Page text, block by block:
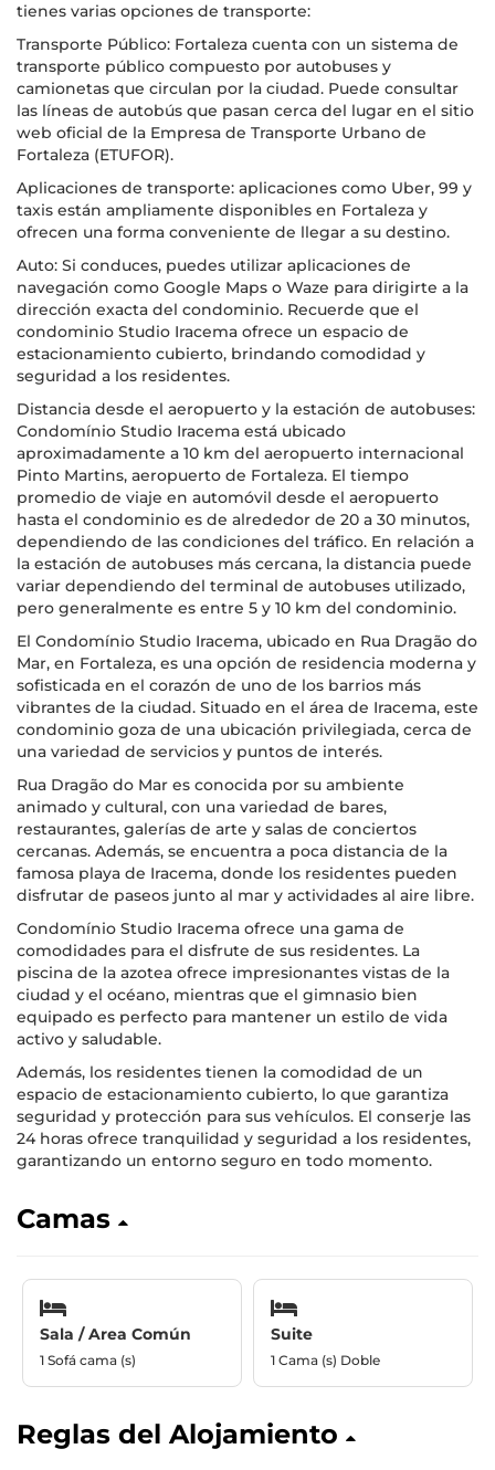
tienes varias opciones de transporte:
Transporte Público: Fortaleza cuenta con un sistema de
transporte público compuesto por autobuses y
camionetas que circulan por la ciudad. Puede consultar
las líneas de autobús que pasan cerca del lugar en el sitio
web oficial de la Empresa de Transporte Urbano de
Fortaleza (ETUFOR).
Aplicaciones de transporte: aplicaciones como Uber, 99 y
taxis están ampliamente disponibles en Fortaleza y
ofrecen una forma conveniente de llegar a su destino.
Auto: Si conduces, puedes utilizar aplicaciones de
navegación como Google Maps o Waze para dirigirte a la
dirección exacta del condominio. Recuerde que el
condominio Studio Iracema ofrece un espacio de
estacionamiento cubierto, brindando comodidad y
seguridad a los residentes.
Distancia desde el aeropuerto y la estación de autobuses:
Condomínio Studio Iracema está ubicado
aproximadamente a 10 km del aeropuerto internacional
Pinto Martins, aeropuerto de Fortaleza. El tiempo
promedio de viaje en automóvil desde el aeropuerto
hasta el condominio es de alrededor de 20 a 30 minutos,
dependiendo de las condiciones del tráfico. En relación a
la estación de autobuses más cercana, la distancia puede
variar dependiendo del terminal de autobuses utilizado,
pero generalmente es entre 5 y 10 km del condominio.
El Condomínio Studio Iracema, ubicado en Rua Dragão do
Mar, en Fortaleza, es una opción de residencia moderna y
sofisticada en el corazón de uno de los barrios más
vibrantes de la ciudad. Situado en el área de Iracema, este
condominio goza de una ubicación privilegiada, cerca de
una variedad de servicios y puntos de interés.
Rua Dragão do Mar es conocida por su ambiente
animado y cultural, con una variedad de bares,
restaurantes, galerías de arte y salas de conciertos
cercanas. Además, se encuentra a poca distancia de la
famosa playa de Iracema, donde los residentes pueden
disfrutar de paseos junto al mar y actividades al aire libre.
Condomínio Studio Iracema ofrece una gama de
comodidades para el disfrute de sus residentes. La
piscina de la azotea ofrece impresionantes vistas de la
ciudad y el océano, mientras que el gimnasio bien
equipado es perfecto para mantener un estilo de vida
activo y saludable.
Además, los residentes tienen la comodidad de un
espacio de estacionamiento cubierto, lo que garantiza
seguridad y protección para sus vehículos. El conserje las
24 horas ofrece tranquilidad y seguridad a los residentes,
garantizando un entorno seguro en todo momento.
Camas
Sala / Area Común
1 Sofá cama (s)
Suite
1 Cama (s) Doble
Reglas del Alojamiento